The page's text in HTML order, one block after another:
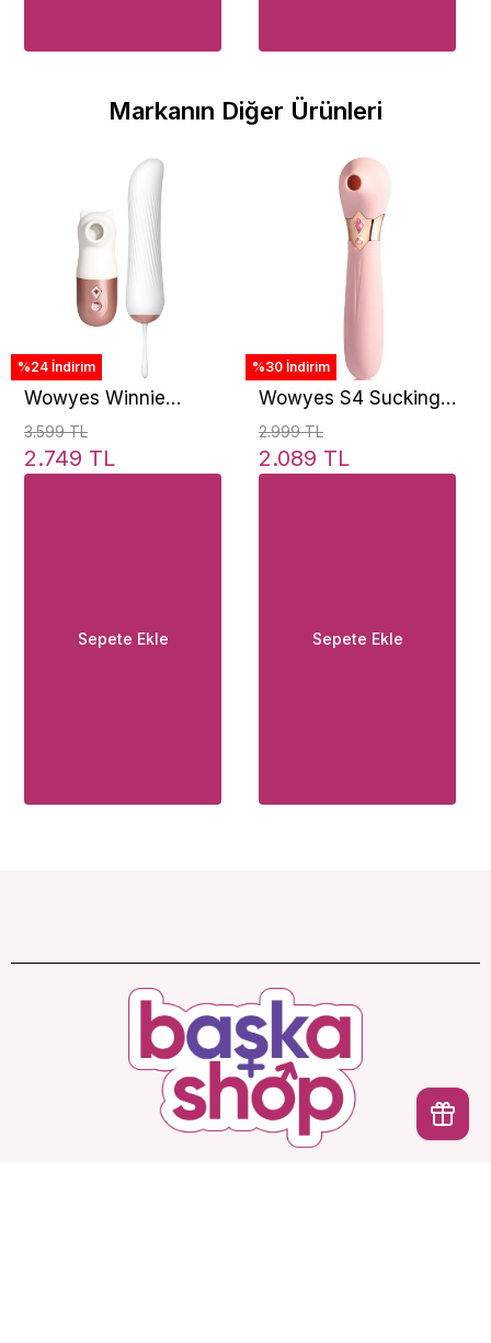
Markanın Diğer Ürünleri
%24 İndirim
Wowyes Winnie
Massager İleri Geri
Hareketli Vibratör ve
Emiş Güçlü Vibratör
3.599 TL
2.749 TL
Sepete Ekle
%30 İndirim
Wowyes S4 Sucking
Massager Klitoris
Emiş Güçlü Vibratör
2.999 TL
2.089 TL
Sepete Ekle